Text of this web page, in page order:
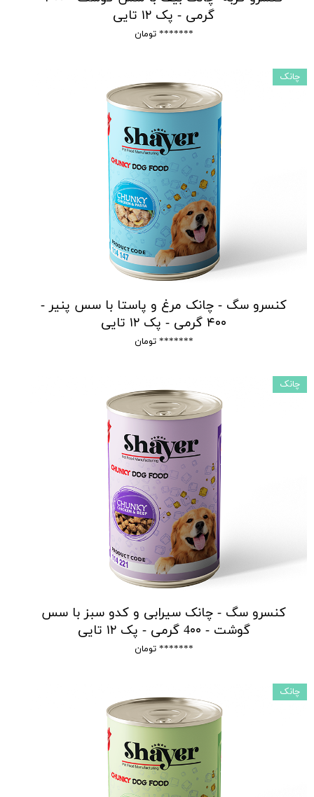
گرمی - پک ۱۲ تایی
******* تومان
کنسرو سگ - چانک مرغ و پاستا با سس پنیر -
۴۰۰ گرمی - پک ۱۲ تایی
******* تومان
چانک
کنسرو سگ - چانک سیرابی و کدو سبز با سس
گوشت - 4۰۰ گرمی - پک ۱۲ تایی
******* تومان
چانک
چانک